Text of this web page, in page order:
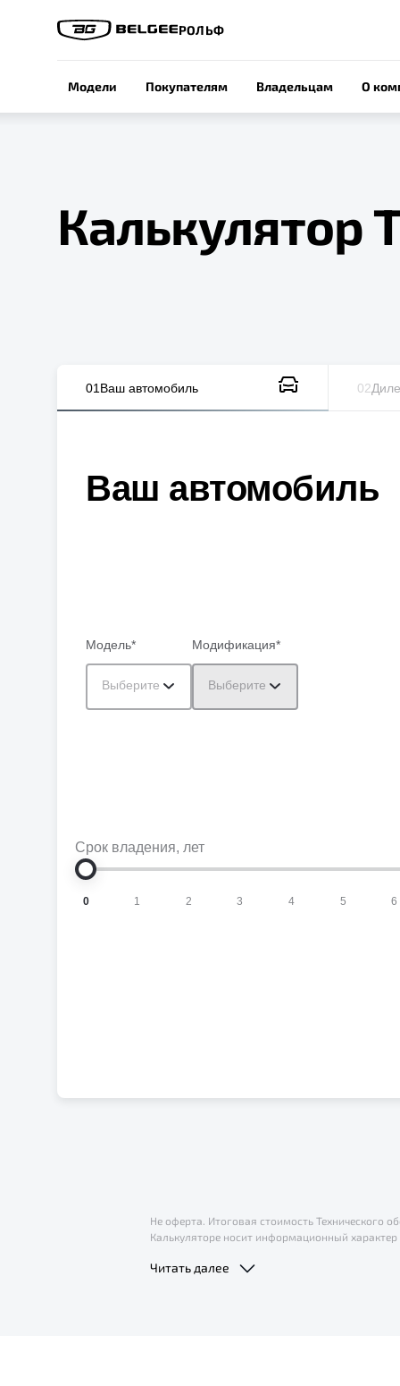
РОЛЬФ
Модели Покупателям Владельцам О
Калькулятор
01 Ваш автомобиль 02
Ваш автомобиль
Модель*
Выберите
Модификация*
Выберите
Срок владения, лет
0 1 2 3 4 5 6
Не оферта. Итоговая стоимость Технического
Калькуляторе носит информационный
Читать далее